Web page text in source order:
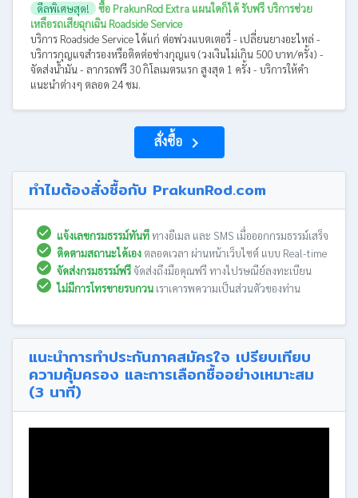
ดีลพิเศษสุด!
ซื้อ PrakunRod Extra แผนใดก็ได้ รับฟรี บริการช่วย
เหลือรถเสียฉุกเฉิน Roadside Service
บริการ Roadside Service ได้แก่ ต่อพ่วงแบตเตอรี่ - เปลี่ยนยางอะไหล่ -
บริการกุญแจสำรองหรือติดต่อช่างกุญแจ (วงเงินไม่เกิน 500 บาท/ครั้ง) -
จัดส่งน้ำมัน - ลากรถฟรี 30 กิโลเมตรแรก สูงสุด 1 ครั้ง - บริการให้คำ
แนะนำต่างๆ ตลอด 24 ชม.
สั่งซื้อ navigate_next
ทำไมต้องสั่งซื้อกับ PrakunRod.com
แจ้งเลขกรมธรรม์ทันทีทางอีเมล และ SMS เมื่อออกกรมธรรม์เสร็จ
ติดตามสถานะได้เอง ตลอดเวลา ผ่านหน้าเว็บไซต์ แบบ Real-time
จัดส่งกรมธรรม์ฟรีจัดส่งถึงมือคุณฟรี ทางไปรษณีย์ลงทะเบียน
ไม่มีการโทรขายรบกวน เราเคารพความเป็นส่วนตัวของท่าน
แนะนำการทำประกันภาคสมัครใจ เปรียบเทียบ
ความคุ้มครอง และการเลือกซื้ออย่างเหมาะสม
(3 นาที)